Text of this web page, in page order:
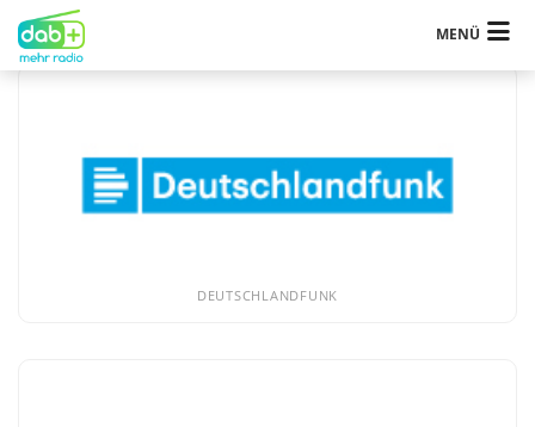
MENÜ
Jetzt Sendersuchlauf starten!
DEUTSCHLANDFUNK